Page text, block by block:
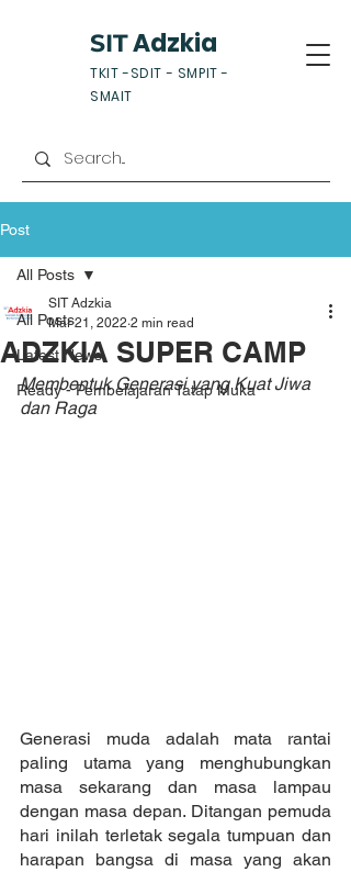
SITAdzkia
TKIT -SDIT - SMPIT -
SMAIT
Post
All Posts
Latest News
Ready - Pembelajaran Tatap Muka
All Posts
ADZKIA SUPER CAMP
SIT Adzkia
Mar 21, 2022 2 min read
Membentuk Generasi yang Kuat Jiwa
dan Raga
Generasi muda adalah mata rantai
paling utama yang menghubungkan
masa sekarang dan masa lampau
dengan masa depan. Ditangan pemuda
hari inilah terletak segala tumpuan dan
harapan bangsa di masa yang akan